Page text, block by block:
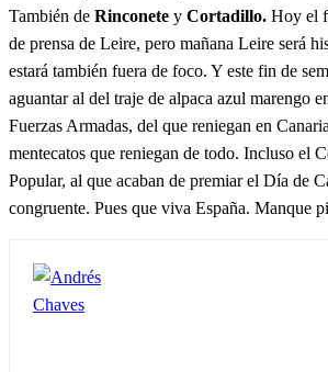
También de Rinconete y Cortadillo. Hoy el
de prensa de Leire, pero mañana Leire será
estará también fuera de foco. Y este fin de
aguantar al del traje de alpaca azul marengo
Fuerzas Armadas, del que reniegan en
mentecatos que reniegan de todo. Incluso el
Popular, al que acaban de premiar el Día de
congruente. Pues que viva España. Manque